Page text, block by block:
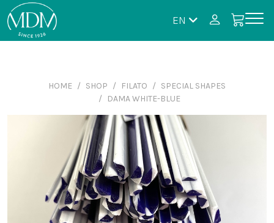
EN
HOME SHOP FILATO
SPECIAL SHAPES
DAMA WHITE-BLUE